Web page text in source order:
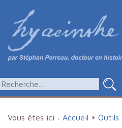
Vous êtes ici : Accueil Outils